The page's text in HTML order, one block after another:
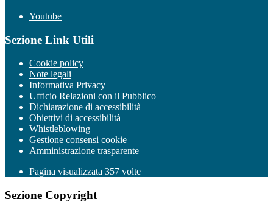
Youtube
Sezione Link Utili
Cookie policy
Note legali
Informativa Privacy
Ufficio Relazioni con il Pubblico
Dichiarazione di accessibilità
Obiettivi di accessibilità
Whistleblowing
Gestione consensi cookie
Amministrazione trasparente
Pagina visualizzata 357 volte
Sezione Copyright